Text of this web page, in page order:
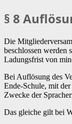
§ 8
Die
beschlossen werden
Ladungsfrist von
Bei Auflösung des
Ende-Schule, mit
Zwecke der
Das gleiche gilt bei